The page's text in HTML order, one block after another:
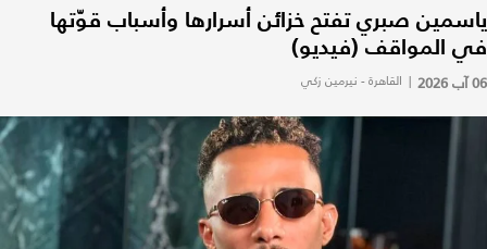
ياسمين صبري تفتح خزائن أسرارها وأسباب قوّتها
في المواقف (فيديو)
06 آب 2026 | القاهرة - نيرمين زكي